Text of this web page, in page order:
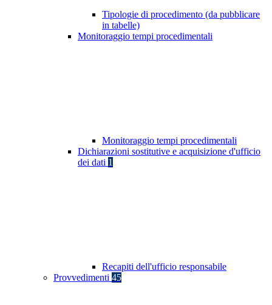
Tipologie di procedimento (da pubblicare
in tabelle)
Monitoraggio tempi procedimentali
Monitoraggio tempi procedimentali
Dichiarazioni sostitutive e acquisizione d'ufficio
dei dati 1
Recapiti dell'ufficio responsabile
Provvedimenti 45